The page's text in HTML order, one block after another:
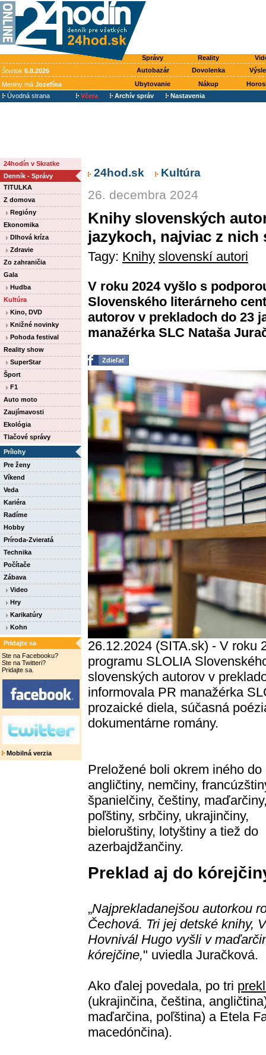
Správy Reality
Štvrtok 6.8.2026 Autobazár Dovolenka
Meniny má Jozefína Ubytovanie Nákup
Úvodná strana
Včera Archív správ Nastavenia
24hodín v Skratke
Denník - Správy
TITULKA
Z domova
Regióny
Ekonomika
Dlhová kríza
Zdravie
Zo zahraničia
Gala
Hudba
Kultúra
Kino, DVD
Knižné novinky
Pohoda festival
Reality show
SuperStar
Šport
F1
Auto moto
Zaujímavosti
Ekológia
Tlačové správy
Prílohy
Pre ženy
Víkend
Veda
Kariéra
Radíme
Hobby
Príroda-Zvieratá
Technika
Počítače
Zábava
Video
Hry
Karikatúry
Kohn
Pridajte sa
Ste na Facebooku?
Ste na Twitteri?
Pridajte sa.
Mobilná verzia
24hod.sk Kultúra
26. decembra 2024
Knihy slovenských
jazykoch, najviac z
Tagy: Knihy slovenskí autori
V roku 2024 vyšlo s
Slovenského literárneho
autorov v prekladoch do 23
manažérka SLC Nataša
Zdieľať
26.12.2024 (SITA.sk) - V roku
programu SLOLIA
slovenských autorov v
informovala PR manažérka
prozaické diela, súčasná
dokumentárne romány.
Preložené boli okrem iného do
angličtiny, nemčiny,
španielčiny, češtiny,
poľštiny, srbčiny, ukrajinčiny,
bieloruštiny, lotyštiny a tiež do
azerbajdžančiny.
Preklad aj do
„Najprekladanejšou autorkou
Čechová. Tri jej detské knihy,
Hovnivál Hugo vyšli v
kórejčine," uviedla Juračková.
Ako ďalej povedala, po tri
(ukrajinčina, čeština,
maďarčina, poľština) a Etela
macedónčina).